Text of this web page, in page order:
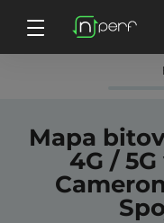
Mapa
4G /